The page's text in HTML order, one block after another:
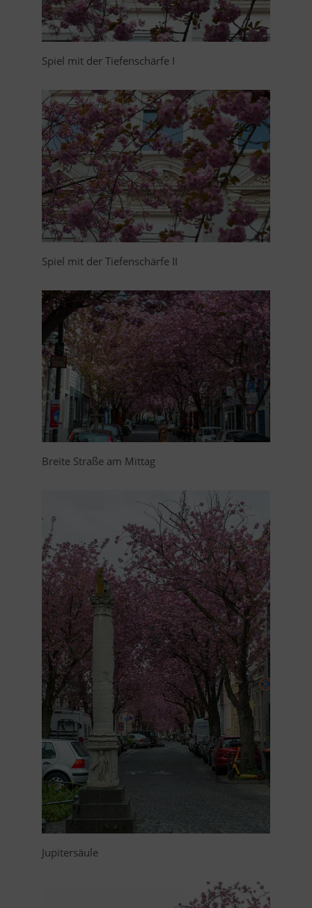
Spiel mit der Tiefenschärfe I
Spiel mit der Tiefenschärfe II
Breite Straße am Mittag
Jupitersäule